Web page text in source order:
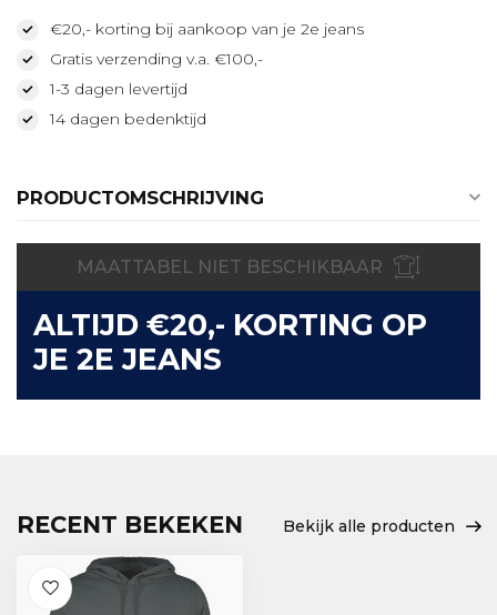
€20,- korting bij aankoop van je 2e jeans
Gratis verzending v.a. €100,-
1-3 dagen levertijd
14 dagen bedenktijd
PRODUCTOMSCHRIJVING
MAATTABEL NIET BESCHIKBAAR
ALTIJD €20,- KORTING OP
JE 2E JEANS
RECENT BEKEKEN Bekijk alle producten